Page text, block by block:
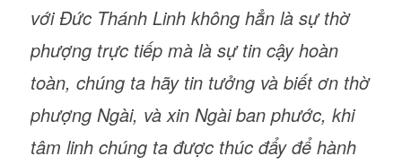
với Đức Thánh Linh không hẳn là sự thờ
phượng trực tiếp mà là sự tin cậy hoàn
toàn, chúng ta hãy tin tưởng và biết ơn thờ
phượng Ngài, và xin Ngài ban phước, khi
tâm linh chúng ta được thúc đẩy để hành